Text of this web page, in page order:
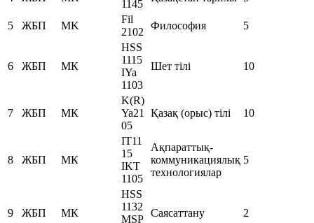
1145
5 ЖБП MK
Fil
2102
Философия 5
6 ЖБП МК
HSS
1115
IYa
1103
Шет тілі 10
7 ЖБП МК
K(R)
Ya21
05
Қазақ (орыс) тілі 10
8 ЖБП МК
IT11
15
IKT
1105
Ақпараттық-
коммуникациялық
технологиялар
5
9 ЖБП МК
HSS
1132
MSP
Саясаттану 2